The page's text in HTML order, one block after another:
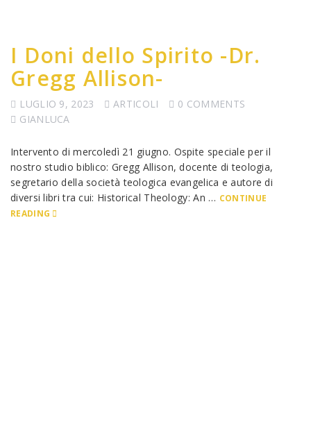
I Doni dello Spirito -Dr.
Gregg Allison-
LUGLIO 9, 2023 ARTICOLI
0 COMMENTS
GIANLUCA
Intervento di mercoledì 21 giugno. Ospite speciale per il
nostro studio biblico: Gregg Allison, docente di teologia,
segretario della società teologica evangelica e autore di
diversi libri tra cui: Historical Theology: An … CONTINUE
READING